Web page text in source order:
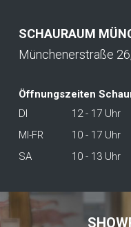
SCHAURAUM
Münchenerstraße
Öffnungszeiten
DI
12 - 17 Uhr
MI-FR
10 - 17 Uhr
SA
10 - 13 Uhr